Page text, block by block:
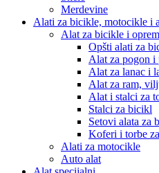
Merdevine
Alati za bicikle, motocikle i
Alat za bicikle i
Opšti alati za
Alat za pogon i
Alat za lanac i
Alat za ram,
Alat i stalci za
Stalci za bicikl
Setovi alata za
Koferi i torbe
Alati za motocikle
Auto alat